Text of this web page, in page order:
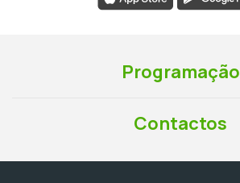
Programação
Contactos